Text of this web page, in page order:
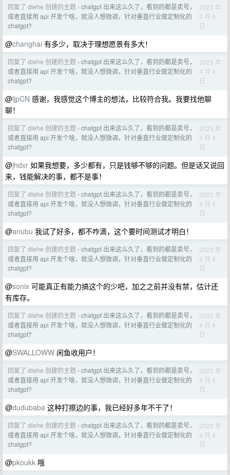
回复了 diehe 创建的主题 › chatgpt 出来这么久了，看到的都是卖号，
或者直接用 api 开发个啥，就没人想微调，针对垂直行业做定制化的
chatgpt?
2023 年
4 月 4
日
@changhai 有多少，取决于理想愿景有多大！
回复了 diehe 创建的主题 › chatgpt 出来这么久了，看到的都是卖号，
或者直接用 api 开发个啥，就没人想微调，针对垂直行业做定制化的
chatgpt?
2023 年
4 月 4
日
@ljpCN 感谢，我感觉这个博主的想法，比较符合我。我要找他聊
聊！
回复了 diehe 创建的主题 › chatgpt 出来这么久了，看到的都是卖号，
或者直接用 api 开发个啥，就没人想微调，针对垂直行业做定制化的
chatgpt?
2023 年
4 月 4
日
@jhdxr 如果我想要，多少都有，只是钱够不够的问题。但是话又说回
来，钱能解决的事，都不是事！
回复了 diehe 创建的主题 › chatgpt 出来这么久了，看到的都是卖号，
或者直接用 api 开发个啥，就没人想微调，针对垂直行业做定制化的
chatgpt?
2023 年
4 月 4
日
@anubu 我试了好多，都不咋滴，这个要时间测试才明白！
回复了 diehe 创建的主题 › chatgpt 出来这么久了，看到的都是卖号，
或者直接用 api 开发个啥，就没人想微调，针对垂直行业做定制化的
chatgpt?
2023 年
4 月 4
日
@sonix 可能真正有能力搞这个的少吧，加之之前并没有禁，估计还
有库存。
回复了 diehe 创建的主题 › chatgpt 出来这么久了，看到的都是卖号，
或者直接用 api 开发个啥，就没人想微调，针对垂直行业做定制化的
chatgpt?
2023 年
4 月 4
日
@SWALLOWW 闲鱼收用户！
回复了 diehe 创建的主题 › chatgpt 出来这么久了，看到的都是卖号，
或者直接用 api 开发个啥，就没人想微调，针对垂直行业做定制化的
chatgpt?
2023 年
4 月 4
日
@dudubaba 这种打擦边的事，我已经好多年不干了！
回复了 diehe 创建的主题 › chatgpt 出来这么久了，看到的都是卖号，
或者直接用 api 开发个啥，就没人想微调，针对垂直行业做定制化的
chatgpt?
2023 年
4 月 4
日
@pkoukk 哦